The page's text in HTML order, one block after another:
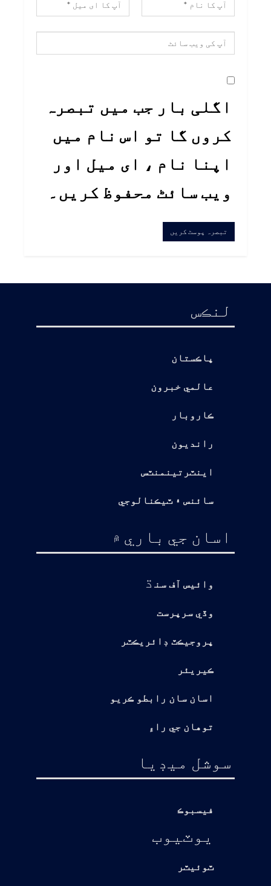
اگلی بار جب میں تبصرہ
کروں گا تو اس نام میں
اپنا نام ، ای میل اور
ویب سائٹ محفوظ کریں۔
لنڪس
پاڪستان
عالمي خبرون
ڪاروبار
رانديون
اينٽرتينمنٽس
سائنس ۽ ٽيڪنالوجي
اسان جي باري ۾
وائيس آف سن ڌ
وڏي سرپرست
پروجيڪٽ ڊائريڪٽر
ڪيريئر
اسان سان رابطو ڪريو
توهان جي راءِ
سوشل ميڊيا
فيسبوڪ
يوٽيوب
ٽوئيٽر